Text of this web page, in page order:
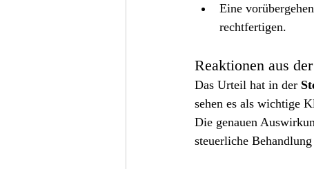
Eine
rechtfertigen.
Reaktionen aus
Das Urteil hat in der
sehen es als wichtige
Die genauen
steuerliche